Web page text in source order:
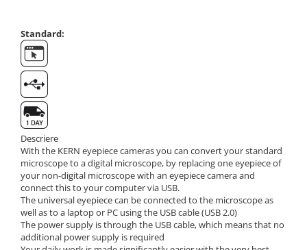
Placa de montaj
Placi etalon
Senzori
Set pentru compresiune
Set suruburi otel
Suporti
Varf de impact
Instrumente optice
Adaptoare
Adaptor camera microscop
Altele
Cap microscop
Carcase si genti
Standard:
Descriere
With the KERN eyepiece cameras you can convert your standard
microscope to a digital microscope, by replacing one eyepiece of
your non-digital microscope with an eyepiece camera and
connect this to your computer via USB.
The universal eyepiece can be connected to the microscope as
well as to a laptop or PC using the USB cable (USB 2.0)
The power supply is through the USB cable, which means that no
additional power supply is required